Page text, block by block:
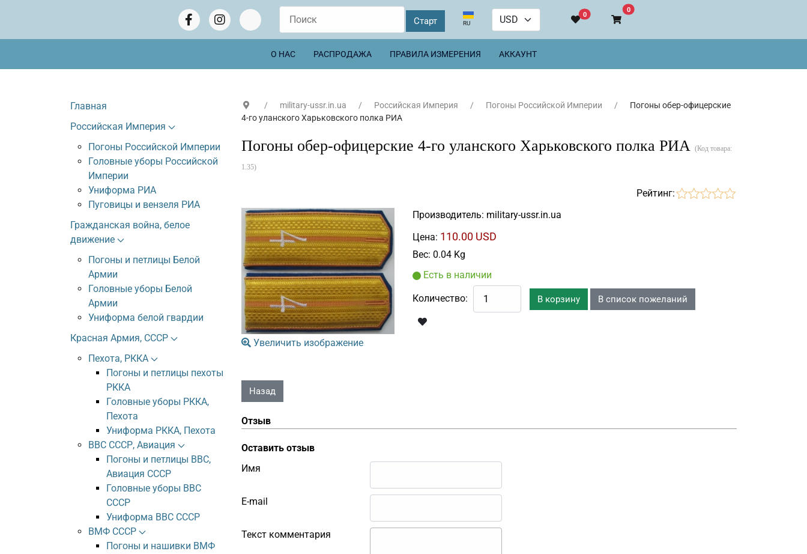
Выберите язык
RU
0
0В корзину
О НАС РАСПРОДАЖА ПРАВИЛА ИЗМЕРЕНИЯ АККАУНТ
Главная
Российская Империя
Погоны Российской Империи
Головные уборы Российской
Империи
Униформа РИА
Пуговицы и вензеля РИА
Гражданская война, белое
движение
Погоны и петлицы Белой
Армии
Головные уборы Белой
Армии
Униформа белой гвардии
Красная Армия, СССР
Пехота, РККА
Погоны и петлицы пехоты
РККА
Головные уборы РККА,
Пехота
Униформа РККА, Пехота
ВВС СССР, Авиация
Погоны и петлицы ВВС,
Авиация СССР
Головные уборы ВВС
СССР
Униформа ВВС СССР
ВМФ СССР
Погоны и нашивки ВМФ
military-ussr.in.ua Российская Империя Погоны Российской Империи
Погоны обер-офицерские
4-го уланского Харьковского полка РИА
Погоны обер-офицерские 4-го уланского Харьковского полка РИА (Код товара:
1.35)
Рейтинг:
Увеличить изображение
Производитель: military-ussr.in.ua
Цена: 110.00 USD
Вес: 0.04 Kg
Есть в наличии
Количество:
Отзыв
Оставить отзыв
Имя
E-mail
Текст комментария